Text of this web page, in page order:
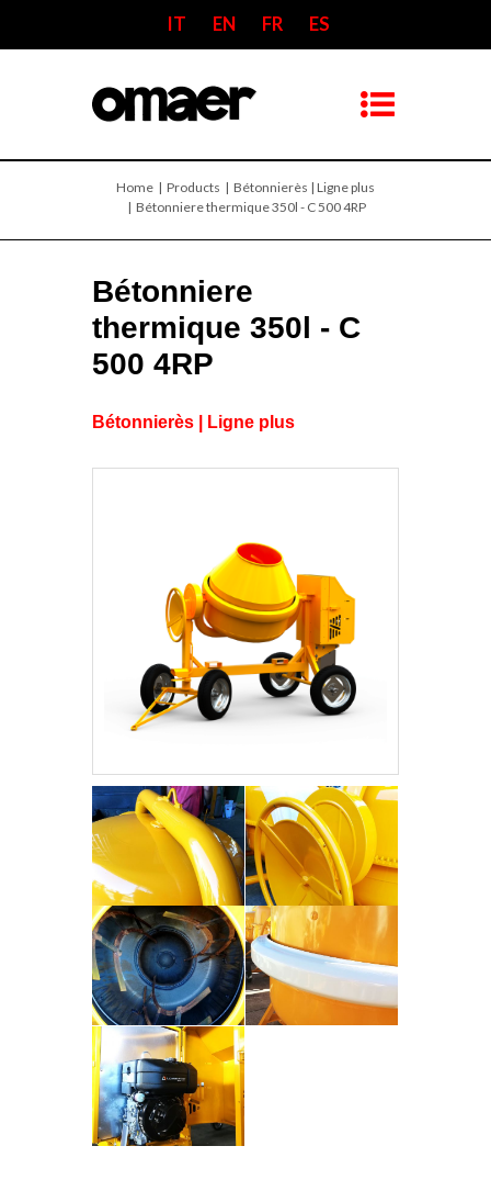
IT EN FR ES
Home | Products | Bétonnierès | Ligne plus
| Bétonniere thermique 350l - C 500 4RP
Bétonniere
thermique 350l - C
500 4RP
Bétonnierès | Ligne plus